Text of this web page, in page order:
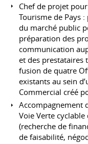
Chef de projet
Tourisme de Pays
du marché public
préparation des
communication
et des prestataires
fusion de quatre
existants au sein
Commercial créé
Accompagnement
Voie Verte
(recherche de
de faisabilité,